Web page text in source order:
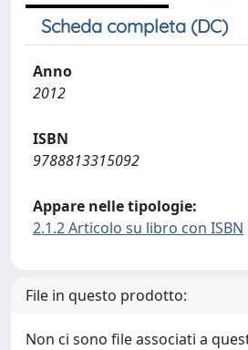
Scheda completa (DC)
Anno
2012
ISBN
9788813315092
Appare nelle tipologie:
2.1.2 Articolo su libro con ISBN
File in questo prodotto:
Non ci sono file associati a